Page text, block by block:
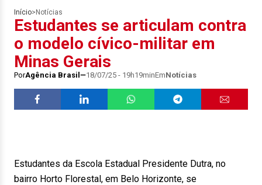
Início> Notícias
Estudantes se articulam contra
o modelo cívico-militar em
Minas Gerais
PorAgência Brasil 18/07/25 - 19h19minEmNotícias
Estudantes da Escola Estadual Presidente Dutra, no
bairro Horto Florestal, em Belo Horizonte, se